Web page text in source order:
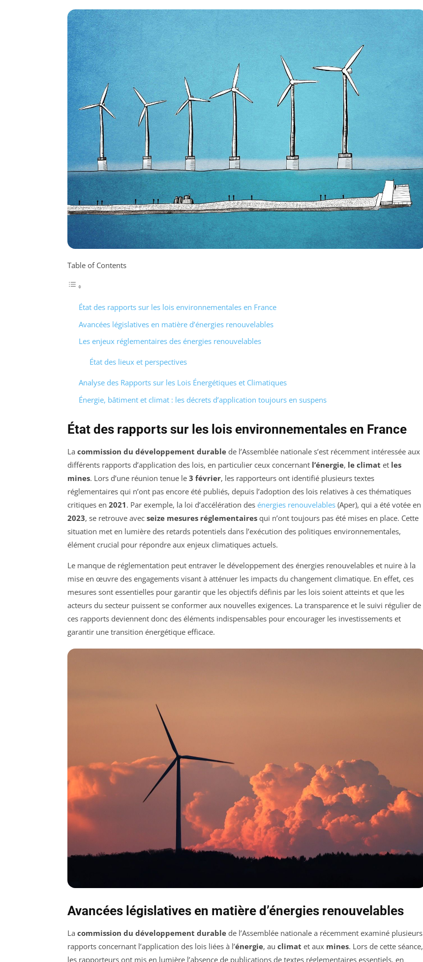
Table of Contents
État des rapports sur les lois environnementales en France
Avancées législatives en matière d’énergies renouvelables
Les enjeux réglementaires des énergies renouvelables
État des lieux et perspectives
Analyse des Rapports sur les Lois Énergétiques et Climatiques
Énergie, bâtiment et climat : les décrets d’application toujours en suspens
État des rapports sur les lois environnementales en France
La commission du développement durable de l’Assemblée nationale s’est récemment intéressée aux
différents rapports d’application des lois, en particulier ceux concernant l’énergie, le climat et les
mines. Lors d’une réunion tenue le 3 février, les rapporteurs ont identifié plusieurs textes
réglementaires qui n’ont pas encore été publiés, depuis l’adoption des lois relatives à ces thématiques
critiques en 2021. Par exemple, la loi d’accélération des énergies renouvelables (Aper), qui a été votée en
2023, se retrouve avec seize mesures réglementaires qui n’ont toujours pas été mises en place. Cette
situation met en lumière des retards potentiels dans l’exécution des politiques environnementales,
élément crucial pour répondre aux enjeux climatiques actuels.
Le manque de réglementation peut entraver le développement des énergies renouvelables et nuire à la
mise en œuvre des engagements visant à atténuer les impacts du changement climatique. En effet, ces
mesures sont essentielles pour garantir que les objectifs définis par les lois soient atteints et que les
acteurs du secteur puissent se conformer aux nouvelles exigences. La transparence et le suivi régulier de
ces rapports deviennent donc des éléments indispensables pour encourager les investissements et
garantir une transition énergétique efficace.
Avancées législatives en matière d’énergies renouvelables
La commission du développement durable de l’Assemblée nationale a récemment examiné plusieurs
rapports concernant l’application des lois liées à l’énergie, au climat et aux mines. Lors de cette séance,
les rapporteurs ont mis en lumière l’absence de publications de textes réglementaires essentiels, en